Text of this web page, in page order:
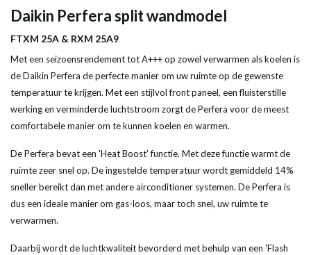
Daikin Perfera split wandmodel
FTXM 25A & RXM 25A9
Met een seizoensrendement tot A+++ op zowel verwarmen als koelen is
de Daikin Perfera de perfecte manier om uw ruimte op de gewenste
temperatuur te krijgen. Met een stijlvol front paneel, een fluisterstille
werking en verminderde luchtstroom zorgt de Perfera voor de meest
comfortabele manier om te kunnen koelen en warmen.
De Perfera bevat een 'Heat Boost' functie. Met deze functie warmt de
ruimte zeer snel op. De ingestelde temperatuur wordt gemiddeld 14%
sneller bereikt dan met andere airconditioner systemen. De Perfera is
dus een ideale manier om gas-loos, maar toch snel, uw ruimte te
verwarmen.
Daarbij wordt de luchtkwaliteit bevorderd met behulp van een 'Flash